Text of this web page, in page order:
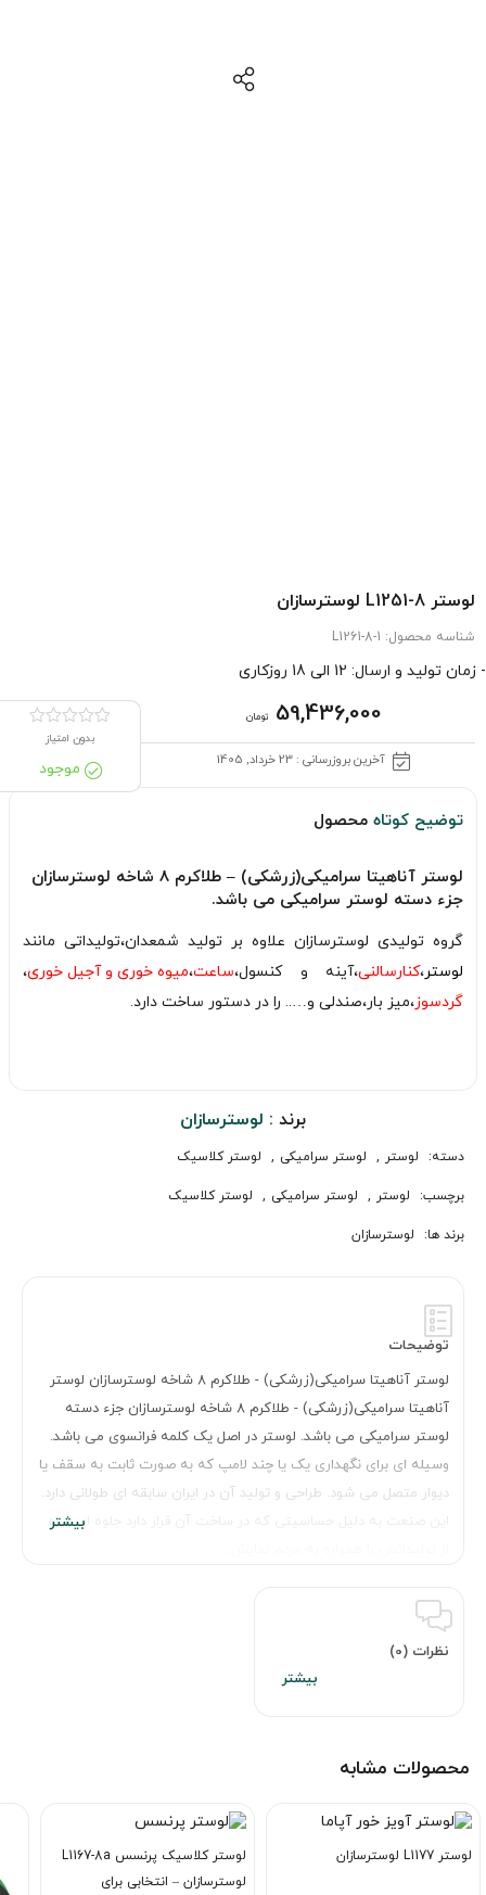
لوستر L1251-8 لوسترسازان
شناسه محصول: L1261-8-1
- زمان تولید و ارسال: 12 الی 18 روزکاری
59,436,000 تومان
آخرین بروزرسانی : 23 خرداد, 1405
بدون امتیاز
موجود
توضیح کوتاه محصول
لوستر آناهیتا سرامیکی(زرشکی) – طلاکرم 8 شاخه لوسترسازان
جزء دسته لوستر سرامیکی می باشد.
گروه تولیدی لوسترسازان علاوه بر تولید شمعدان،تولیداتی مانند
لوستر،کنارسالنی،آینه و کنسول،ساعت،میوه خوری و آجیل خوری،
گردسوز،میز بار،صندلی و….. را در دستور ساخت دارد.
برند : لوسترسازان
دسته: لوستر , لوستر سرامیکی , لوستر کلاسیک
برچسب: لوستر , لوستر سرامیکی , لوستر کلاسیک
برند ها: لوسترسازان
توضیحات
لوستر آناهیتا سرامیکی(زرشکی) - طلاکرم 8 شاخه لوسترسازان لوستر
آناهیتا سرامیکی(زرشکی) - طلاکرم 8 شاخه لوسترسازان جزء دسته
لوستر سرامیکی می باشد. لوستر در اصل یک کلمه فرانسوی می باشد.
وسیله ای برای نگهداری یک یا چند لامپ که به صورت ثابت به سقف یا
دیوار متصل می شود. طراحی و تولید آن در ایران سابقه ای طولانی دارد.
این صنعت به دلیل حساسیتی که در ساخت آن قرار دارد جلوه ای ویژه
نظرات (0)
محصولات مشابه
لوستر L1177 لوسترسازان
لوستر کلاسیک پرنسس L1167-8a
لوسترسازان – انتخابی برای